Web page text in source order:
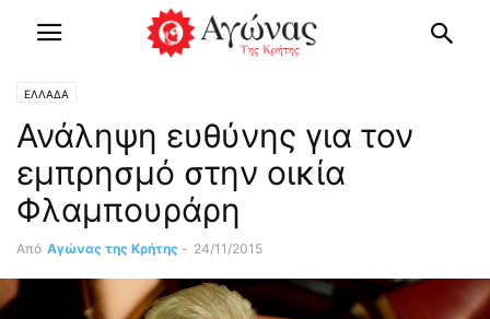
ΕΛΛΑΔΑ
Ανάληψη ευθύνης για τον
εμπρησμό στην οικία
Φλαμπουράρη
Από Αγώνας της Κρήτης - 24/11/2015